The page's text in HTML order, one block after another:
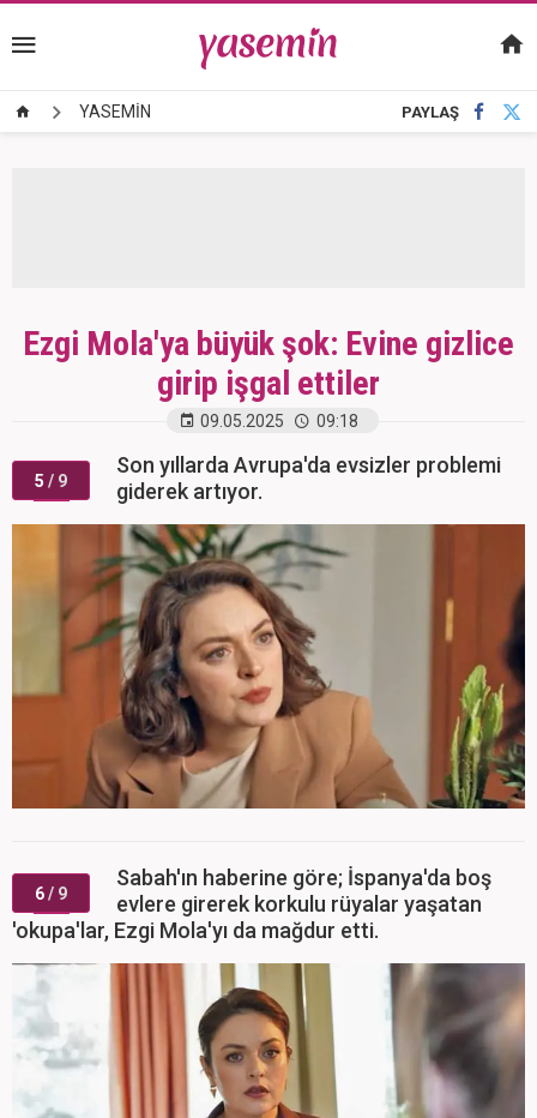
YASEMİN PAYLAŞ
Ezgi Mola'ya büyük şok: Evine gizlice
girip işgal ettiler
09.05.2025 09:18
5 / 9
Son yıllarda Avrupa'da evsizler problemi
giderek artıyor.
6/ 9
Sabah'ın haberine göre; İspanya'da boş
evlere girerek korkulu rüyalar yaşatan
'okupa'lar, Ezgi Mola'yı da mağdur etti.